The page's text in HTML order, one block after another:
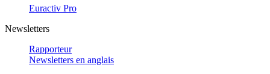
Euractiv Pro
Newsletters
Rapporteur
Newsletters en anglais